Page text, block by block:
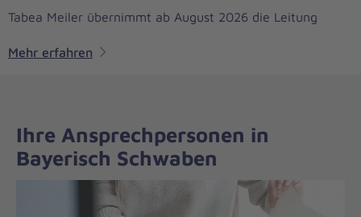
Tabea Meiler übernimmt ab August 2026 die Leitung
Mehr erfahren
Ihre Ansprechpersonen in
Bayerisch Schwaben